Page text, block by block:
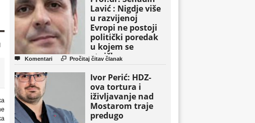
Lavić : Nigdje više
u razvijenoj
Evropi ne postoji
politički poredak
u kojem se
etničke grupe
pojavljuju kao
osnovne političke
jedinice
 Komentari  Pročitaj čitav članak
Ivor Perić: HDZ-
ova tortura i
iživljavanje nad
Mostarom traje
predugo